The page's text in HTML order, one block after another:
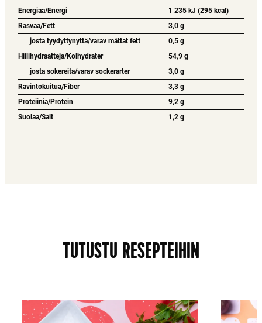
Energiaa/Energi
1 235 kJ (295 kcal)
Rasvaa/Fett
3,0 g
josta tyydyttynyttä/varav mättat fett
0,5 g
Hiilihydraatteja/Kolhydrater
54,9 g
josta sokereita/varav sockerarter
3,0 g
Ravintokuitua/Fiber
3,3 g
Proteiinia/Protein
9,2 g
Suolaa/Salt
1,2 g
TUTUSTU RESEPTEIHIN